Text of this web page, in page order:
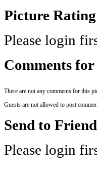
Picture Rating
Please login
Comments
There are not any comments for this
Guests are not allowed to post
Send to Friend
Please login